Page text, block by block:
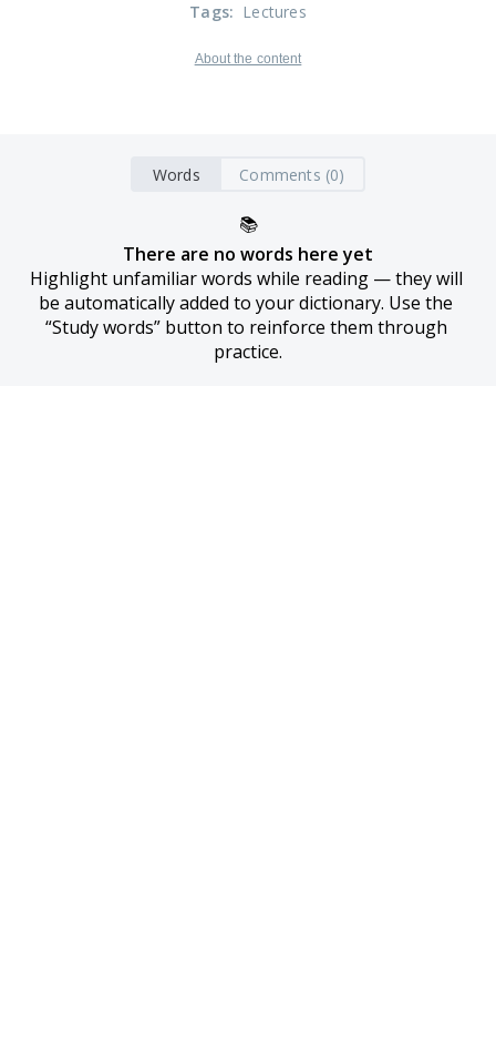
Tags: Lectures
About the content
Words Comments (0)
📚
There are no words here yet
Highlight unfamiliar words while reading — they will
be automatically added to your dictionary. Use the
“Study words” button to reinforce them through
practice.